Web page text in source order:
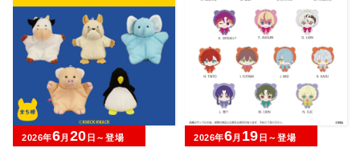
2026年6月 20 日～登場 2026年6月 19 日～登場